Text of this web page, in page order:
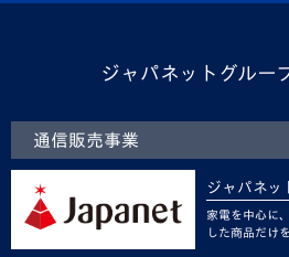
ジャパネットグルー
通信販売事業
ジャパネッ
家電を中心に
した商品だけ